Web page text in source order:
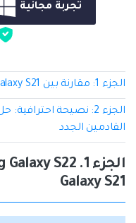
تجربة مجانية
الجزء 1: مقارنة بين Galaxy S21 و S22
القادمين الجدد
Galaxy S21